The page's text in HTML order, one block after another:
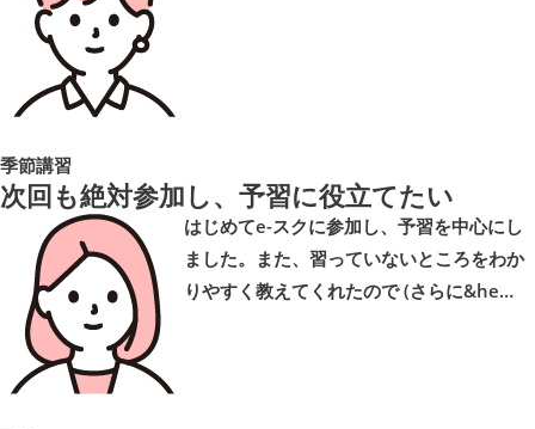
季節講習
次回も絶対参加し、予習に役立てたい
はじめてe-スクに参加し、予習を中心にし
ました。また、習っていないところをわか
りやすく教えてくれたので (さらに&he…